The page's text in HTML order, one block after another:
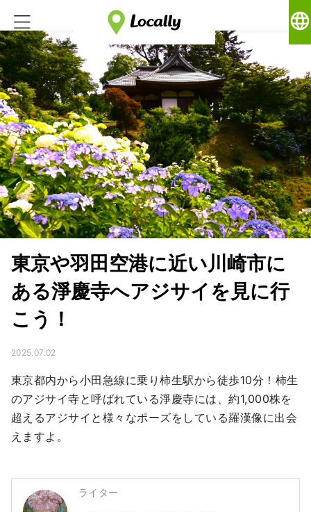
language
東京や羽田空港に近い川崎市に
ある淨慶寺へアジサイを見に行
こう！
2025.07.02
東京都内から小田急線に乗り柿生駅から徒歩10分！柿生
のアジサイ寺と呼ばれている淨慶寺には、約1,000株を
超えるアジサイと様々なポーズをしている羅漢像に出会
えますよ。
ライター